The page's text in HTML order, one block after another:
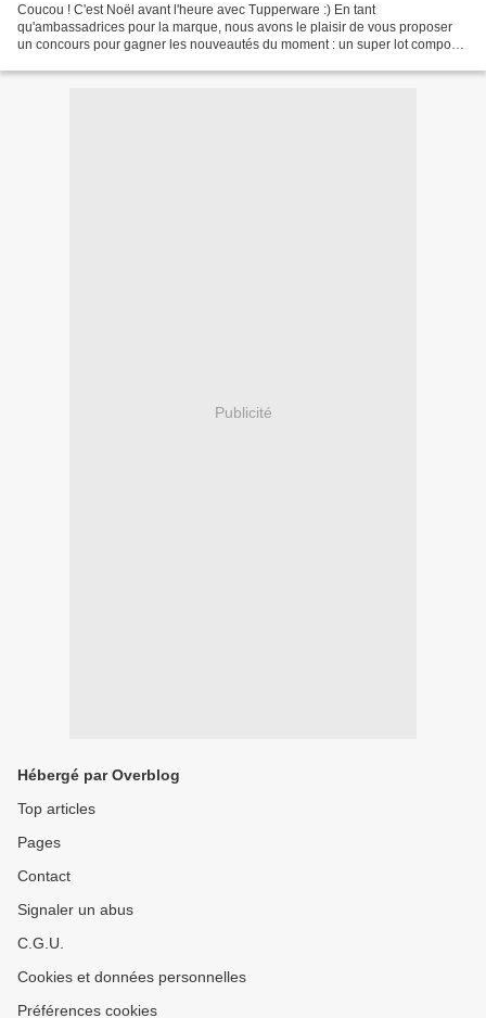
Coucou ! C'est Noël avant l'heure avec Tupperware :) En tant
qu'ambassadrices pour la marque, nous avons le plaisir de vous proposer
un concours pour gagner les nouveautés du moment : un super lot composé
Publicité
Hébergé par Overblog
Top articles
Pages
Contact
Signaler un abus
C.G.U.
Cookies et données personnelles
Préférences cookies